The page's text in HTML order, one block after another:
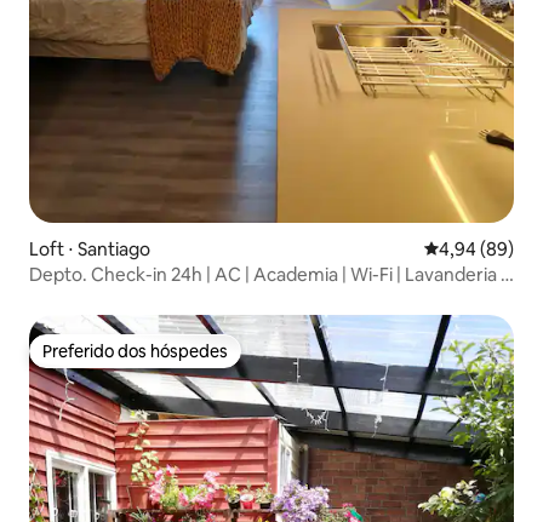
Loft ⋅ Santiago 4,94 de uma
4,94 (89)
Depto. Check-in 24h | AC | Academia | Wi-Fi | Lavanderia |
Preferido dos hóspedes
Preferido dos hóspedes